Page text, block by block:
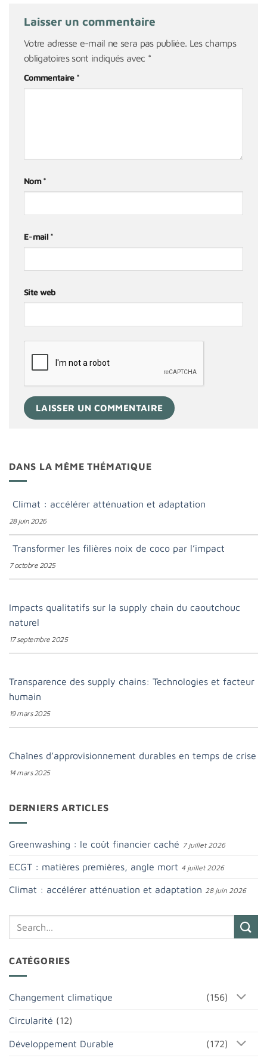
Laisser un commentaire
Votre adresse e-mail ne sera pas publiée. Les champs
obligatoires sont indiqués avec *
Commentaire *
Nom*
E-mail *
Site web
DANS LA MÊME THÉMATIQUE
Climat : accélérer atténuation et adaptation
28 juin 2026
Transformer les filières noix de coco par l’impact
7 octobre 2025
Impacts qualitatifs sur la supply chain du caoutchouc
naturel
17 septembre 2025
Transparence des supply chains: Technologies et facteur
humain
19 mars 2025
Chaînes d’approvisionnement durables en temps de crise
14 mars 2025
DERNIERS ARTICLES
Greenwashing : le coût financier caché 7 juillet 2026
ECGT : matières premières, angle mort 4 juillet 2026
Climat : accélérer atténuation et adaptation 28 juin 2026
CATÉGORIES
Changement climatique (156)
Circularité (12)
Développement Durable (172)